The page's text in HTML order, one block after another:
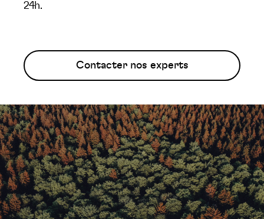
24h.
Contacter nos experts